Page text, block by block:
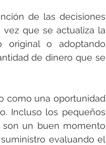
de las decisiones
que se actualiza la
original o adoptando
de dinero que se
como una oportunidad
Incluso los pequeños
un buen momento
evaluando el